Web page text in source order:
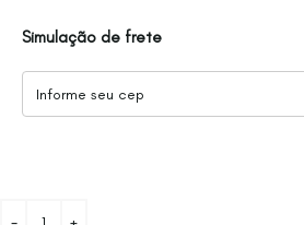
Simulação de frete